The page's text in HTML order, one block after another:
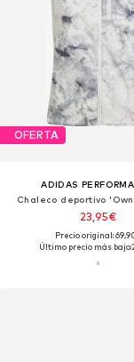
OFERTA
ADIDAS
Chaleco deportivo
23,95€
Precio original:
Último precio más bajo: